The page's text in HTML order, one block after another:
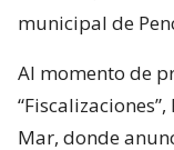
municipal de
Al momento de
Mar, donde